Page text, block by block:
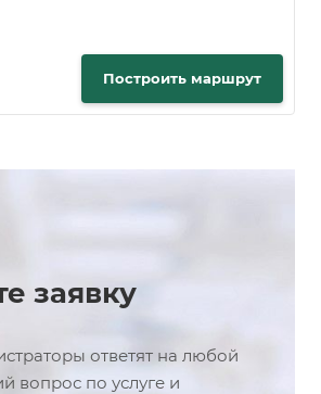
Построить маршрут
заявку
ответят на любой
вопрос по услуге и